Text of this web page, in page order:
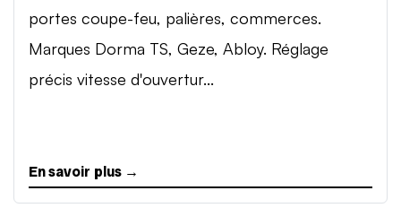
portes coupe-feu, palières, commerces.
Marques Dorma TS, Geze, Abloy. Réglage
précis vitesse d'ouvertur...
En savoir plus →